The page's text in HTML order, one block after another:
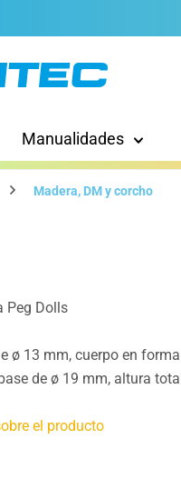
Manualidades
Madera, DM y corcho
Peg Dolls
ø 13 mm, cuerpo en forma
de ø 19 mm, altura
el producto